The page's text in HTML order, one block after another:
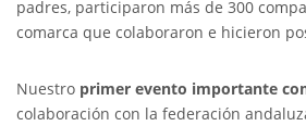
padres, participaron más de 300
comarca que colaboraron e hicieron
Nuestro primer evento importante
colaboración con la federación